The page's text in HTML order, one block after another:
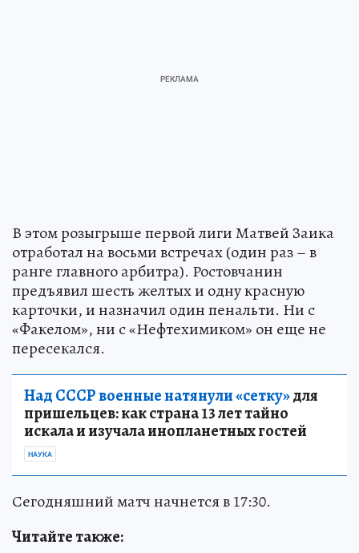
В этом розыгрыше первой лиги Матвей Заика
отработал на восьми встречах (один раз – в
ранге главного арбитра). Ростовчанин
предъявил шесть желтых и одну красную
карточки, и назначил один пенальти. Ни с
«Факелом», ни с «Нефтехимиком» он еще не
пересекался.
Над СССР военные натянули «сетку»для
пришельцев: как страна 13 лет тайно
искала и изучала инопланетных гостей
НАУКА
Сегодняшний матч начнется в 17:30.
Читайте также: